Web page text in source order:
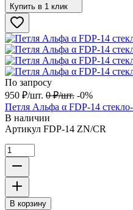
Купить в 1 клик
По запросу
950 ₽/шт. 0 ₽/шт. -0%
Петля Альфа α FDP-14
В наличии
Артикул FDP-14 ZN/CR
В корзину